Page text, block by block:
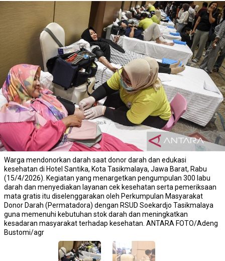
Warga mendonorkan darah saat donor darah dan edukasi
kesehatan di Hotel Santika, Kota Tasikmalaya, Jawa Barat, Rabu
(15/4/2026). Kegiatan yang menargetkan pengumpulan 300 labu
darah dan menyediakan layanan cek kesehatan serta pemeriksaan
mata gratis itu diselenggarakan oleh Perkumpulan Masyarakat
Donor Darah (Permatadora) dengan RSUD Soekardjo Tasikmalaya
guna memenuhi kebutuhan stok darah dan meningkatkan
kesadaran masyarakat terhadap kesehatan. ANTARA FOTO/Adeng
Bustomi/agr